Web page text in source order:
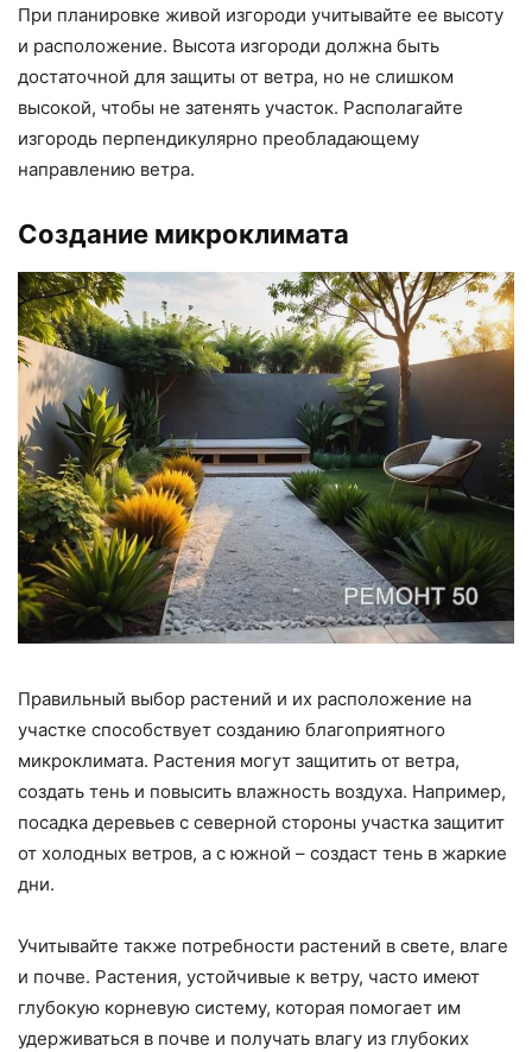
При планировке живой изгороди учитывайте ее высоту
и расположение. Высота изгороди должна быть
достаточной для защиты от ветра, но не слишком
высокой, чтобы не затенять участок. Располагайте
изгородь перпендикулярно преобладающему
направлению ветра.
Создание микроклимата
Правильный выбор растений и их расположение на
участке способствует созданию благоприятного
микроклимата. Растения могут защитить от ветра,
создать тень и повысить влажность воздуха. Например,
посадка деревьев с северной стороны участка защитит
от холодных ветров, а с южной – создаст тень в жаркие
дни.
Учитывайте также потребности растений в свете, влаге
и почве. Растения, устойчивые к ветру, часто имеют
глубокую корневую систему, которая помогает им
удерживаться в почве и получать влагу из глубоких